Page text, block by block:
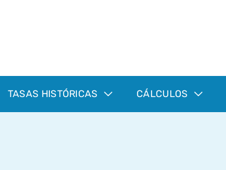
TASAS HISTÓRICAS CÁLCULOS